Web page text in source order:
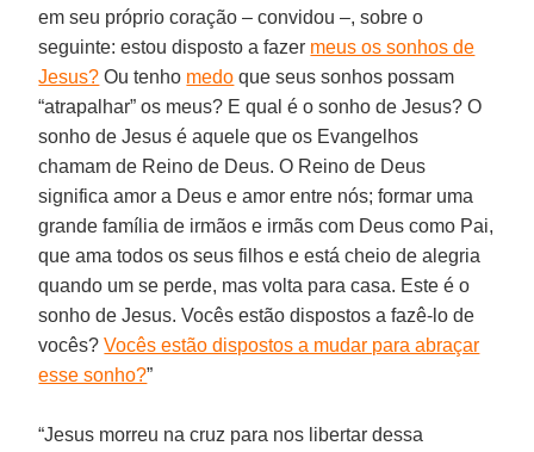
em seu próprio coração – convidou –, sobre o
seguinte: estou disposto a fazer meus os sonhos de
Jesus? Ou tenho medo que seus sonhos possam
“atrapalhar” os meus? E qual é o sonho de Jesus? O
sonho de Jesus é aquele que os Evangelhos
chamam de Reino de Deus. O Reino de Deus
significa amor a Deus e amor entre nós; formar uma
grande família de irmãos e irmãs com Deus como Pai,
que ama todos os seus filhos e está cheio de alegria
quando um se perde, mas volta para casa. Este é o
sonho de Jesus. Vocês estão dispostos a fazê-lo de
vocês?Vocês estão dispostos a mudar para abraçar
esse sonho?”
“Jesus morreu na cruz para nos libertar dessa